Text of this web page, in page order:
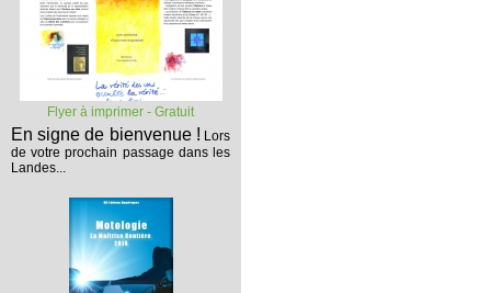
Flyer à imprimer - Gratuit
En signe de bienvenue ! Lors
de votre prochain passage dans les
Landes...